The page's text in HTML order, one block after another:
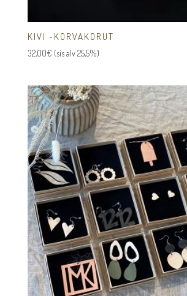
KIVI -KORVAKORUT
32,00€ (sis alv 25,5%)